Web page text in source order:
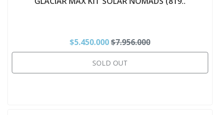
$5.450.000$7.956.000
SOLD OUT